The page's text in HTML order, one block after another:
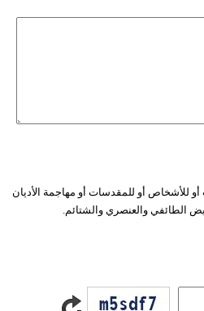
أو للأشخاص أو للمقدسات أو مهاجمة الأديان
الطائفي والعنصري والشتائم.